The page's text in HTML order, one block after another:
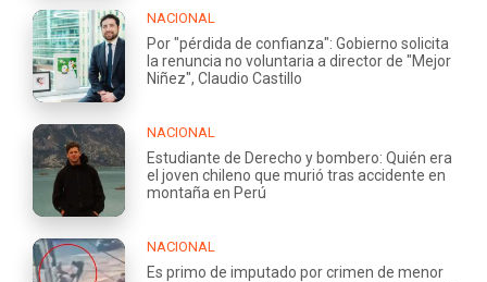
NACIONAL
Por "pérdida de confianza": Gobierno solicita
la renuncia no voluntaria a director de "Mejor
Niñez", Claudio Castillo
NACIONAL
Estudiante de Derecho y bombero: Quién era
el joven chileno que murió tras accidente en
montaña en Perú
NACIONAL
Es primo de imputado por crimen de menor